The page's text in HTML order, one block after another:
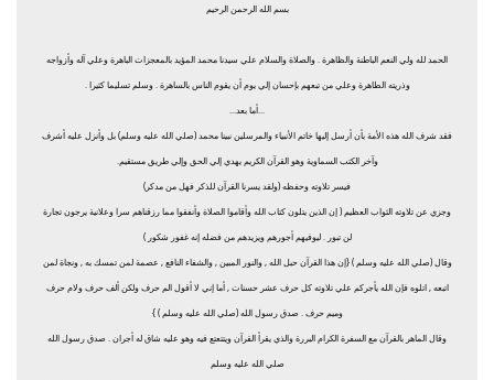
بسم الله الرحمن الرحيم
الحمد لله ولي النعم الباطنة والظاهرة . والصلاة والسلام علي سيدنا محمد المؤيد بالمعجزات الباهرة وعلي آله وأزواجه
وذريته الطاهرة وعلي من تبعهم بإحسان إلي يوم أن يقوم الناس بالساهرة . وسلم تسليما كثيرا .
...أما بعد...
فقد شرف الله هذه الأمة بأن أرسل إليها خاتم الأنبياء والمرسلين نبينا محمد (صلي الله عليه وسلم) بل وأنزل عليه أشرف
وآخر الكتب السماوية وهو القرآن الكريم يهدي إلي الحق وإلي طريق مستقيم.
فيسر تلاوته وحفظه (ولقد يسرنا القرآن للذكر فهل من مدكر)
وجزي عن تلاوته الثواب العظيم ( إن الذين يتلون كتاب الله وأقاموا الصلاة وأنفقوا مما رزقناهم سرا وعلانية يرجون تجارة
لن تبور . ليوفيهم أجورهم ويزيدهم من فضله إنه غفور شكور )
وقال (صلي الله عليه وسلم ) {إن هذا القرآن حبل الله , والنور المبين , والشفاء النافع , عصمة لمن تمسك به , ونجاة لمن
اتبعه , اتلوه فإن الله يأجركم علي تلاوته كل حرف عشر حسنات , أما إني لا أقول الم حرف ولكن ألف حرف ولام حرف
وميم حرف . صدق رسول الله (صلي الله عليه وسلم ) }
وقال الماهر بالقرآن مع السفرة الكرام البررة والذي يقرأ القرآن ويتتعتع فيه وهو عليه شاق له أجران . صدق رسول الله
صلي الله عليه وسلم